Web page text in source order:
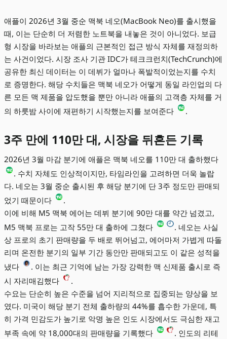
애플이 2026년 3월 중순 맥북 네오(MacBook Neo)를 출시했을
때, 이는 단순히 더 저렴한 노트북을 내놓은 것이 아니었다. 보급
형 시장을 바라보는 애플의 근본적인 접근 방식 자체를 재정의하
는 사건이었다. 시장 조사 기관 IDC가 테크크런치(TechCrunch)에
공유한 최신 데이터는 이 데뷔가 얼마나 폭발적이었는지를 수치
로 증명한다. 해당 수치들은 맥북 네오가 어떻게 동일 라인업의 다
른 모든 맥 제품을 압도했을 뿐만 아니라 애플의 고객층 자체를 거
의 하룻밤 사이에 재편하기 시작했는지를 보여준다
.
3주 만에 110만 대, 시장을 뒤흔든 기록
2026년 3월 마감 분기에 애플은 맥북 네오를 110만 대 출하했다
. 수치 자체도 인상적이지만, 타임라인을 고려하면 더욱 놀랍
다. 네오는 3월 중순 출시된 후 해당 분기에 단 3주 정도만 판매되
었기 때문이다
.
이에 비해 M5 맥북 에어는 데뷔 분기에 90만 대를 약간 넘겼고,
M5 맥북 프로는 고작 55만 대 출하에 그쳤다
. 네오는 사실
상 프로의 초기 판매량을 두 배로 뛰어넘고, 에어마저 가볍게 따돌
리며 온전한 분기의 일부 기간 동안만 판매되고도 이 같은 성적을
냈다
. 이는 최근 기억에 남는 가장 강력한 맥 신제품 출시로 즉
시 자리매김했다
.
수요는 단순히 높은 수준을 넘어 지리적으로 집중되는 양상을 보
였다. 미국이 해당 분기 전체 출하량의 44%를 흡수한 가운데, 특
히 가격 민감도가 높기로 악명 높은 인도 시장에서도 극심한 재고
부족 속에 약 18,000대의 판매량을 기록했다
. 인도의 리테